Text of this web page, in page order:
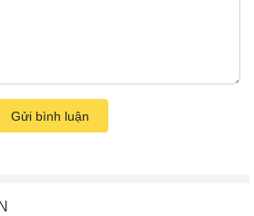
Gửi bình luận